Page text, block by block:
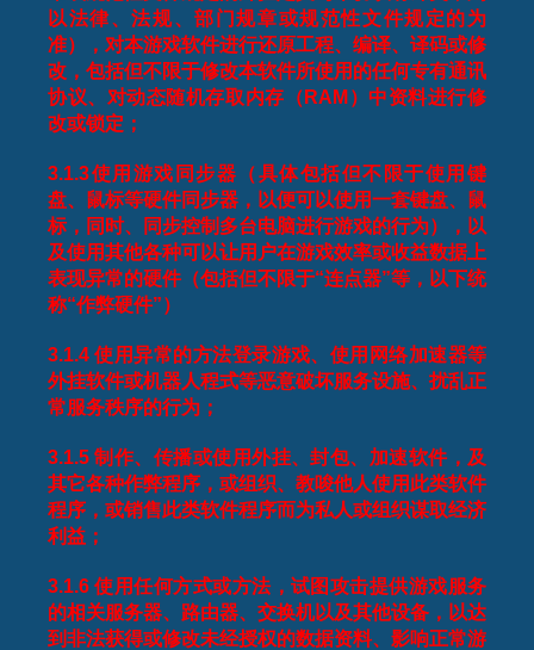
以法律、法规、部门规章或规范性文件规定的为
准），对本游戏软件进行还原工程、编译、译码或修
改，包括但不限于修改本软件所使用的任何专有通讯
协议、对动态随机存取内存（ RAM ）中资料进行修
改或锁定；
3.1.3使用游戏同步器（具体包括但不限于使用键
盘、鼠标等硬件同步器，以便可以使用一套键盘、鼠
标，同时、同步控制多台电脑进行游戏的行为），以
及使用其他各种可以让用户在游戏效率或收益数据上
表现异常的硬件（包括但不限于“连点器”等，以下统
称“作弊硬件”）
3.1.4使用异常的方法登录游戏、使用网络加速器等
外挂软件或机器人程式等恶意破坏服务设施、扰乱正
常服务秩序的行为；
3.1.5制作、传播或使用外挂、封包、加速软件，及
其它各种作弊程序，或组织、教唆他人使用此类软件
程序，或销售此类软件程序而为私人或组织谋取经济
利益；
3.1.6使用任何方式或方法，试图攻击提供游戏服务
的相关服务器、路由器、交换机以及其他设备，以达
到非法获得或修改未经授权的数据资料、影响正常游